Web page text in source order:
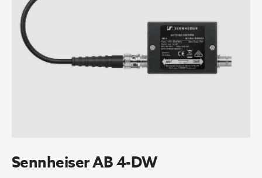
Sennheiser AB 4-DW